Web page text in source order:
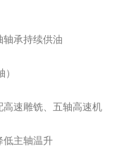
承持续供油
速雕铣、五轴高速机
低主轴温升